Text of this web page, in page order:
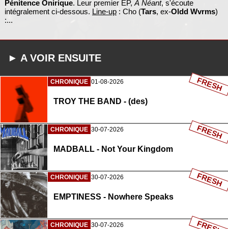
Pénitence Onirique. Leur premier EP, À Néant, s'écoute
intégralement ci-dessous. Line-up: Cho (Tars, ex-Oldd Wvrms)
:...
► A VOIR ENSUITE
CHRONIQUE 01-08-2026
TROY THE BAND - (des)
FRESH
CHRONIQUE 30-07-2026
MADBALL - Not Your Kingdom
FRESH
CHRONIQUE 30-07-2026
EMPTINESS - Nowhere Speaks
FRESH
CHRONIQUE 30-07-2026